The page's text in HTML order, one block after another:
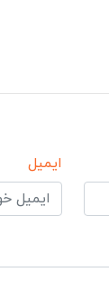
ایمیل